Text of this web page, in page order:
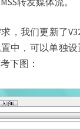
，我们更新了
中，可以单独
下图：